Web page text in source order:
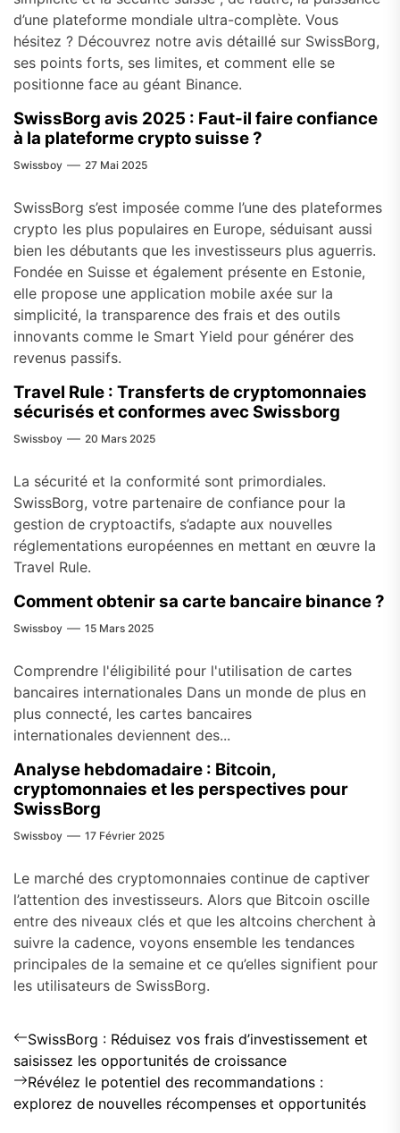
d’une plateforme mondiale ultra-complète. Vous
hésitez ? Découvrez notre avis détaillé sur SwissBorg,
ses points forts, ses limites, et comment elle se
positionne face au géant Binance.
SwissBorg avis 2025 : Faut-il faire confiance
à la plateforme crypto suisse ?
Swissboy 27 Mai 2025
SwissBorg s’est imposée comme l’une des plateformes
crypto les plus populaires en Europe, séduisant aussi
bien les débutants que les investisseurs plus aguerris.
Fondée en Suisse et également présente en Estonie,
elle propose une application mobile axée sur la
simplicité, la transparence des frais et des outils
innovants comme le Smart Yield pour générer des
revenus passifs.
Travel Rule : Transferts de cryptomonnaies
sécurisés et conformes avec Swissborg
Swissboy 20 Mars 2025
La sécurité et la conformité sont primordiales.
SwissBorg, votre partenaire de confiance pour la
gestion de cryptoactifs, s’adapte aux nouvelles
réglementations européennes en mettant en œuvre la
Travel Rule.
Comment obtenir sa carte bancaire binance ?
Swissboy 15 Mars 2025
Comprendre l'éligibilité pour l'utilisation de cartes
bancaires internationales Dans un monde de plus en
plus connecté, les cartes bancaires
internationales deviennent des...
Analyse hebdomadaire : Bitcoin,
cryptomonnaies et les perspectives pour
SwissBorg
Swissboy 17 Février 2025
Le marché des cryptomonnaies continue de captiver
l’attention des investisseurs. Alors que Bitcoin oscille
entre des niveaux clés et que les altcoins cherchent à
suivre la cadence, voyons ensemble les tendances
principales de la semaine et ce qu’elles signifient pour
les utilisateurs de SwissBorg.
Navigation
de
l’article
Previous
post:
SwissBorg : Réduisez vos frais d’investissement et
saisissez les opportunités de croissance
Next
post:
Révélez le potentiel des recommandations :
explorez de nouvelles récompenses et opportunités